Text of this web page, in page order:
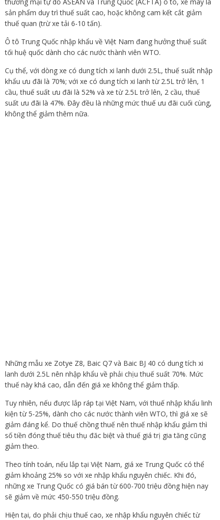
sản phẩm duy trì thuế suất cao, hoặc không cam kết cắt giảm
thuế quan (trừ xe tải 6-10 tấn).
Ô tô Trung Quốc nhập khẩu về Việt Nam đang hưởng thuế suất
tối huệ quốc dành cho các nước thành viên WTO.
Cụ thể, với dòng xe có dung tích xi lanh dưới 2.5L, thuế suất nhập
khẩu ưu đãi là 70%; với xe có dung tích xi lanh từ 2.5L trở lên, 1
cầu, thuế suất ưu đãi là 52% và xe từ 2.5L trở lên, 2 cầu, thuế
suất ưu đãi là 47%. Đây đều là những mức thuế ưu đãi cuối cùng,
không thể giảm thêm nữa.
Những mẫu xe Zotye Z8, Baic Q7 và Baic BJ 40 có dung tích xi
lanh dưới 2.5L nên nhập khẩu về phải chịu thuế suất 70%. Mức
thuế này khá cao, dẫn đến giá xe không thể giảm thấp.
Tuy nhiên, nếu được lắp ráp tại Việt Nam, với thuế nhập khẩu linh
kiện từ 5-25%, dành cho các nước thành viên WTO, thì giá xe sẽ
giảm đáng kể. Do thuế chồng thuế nên thuế nhập khẩu giảm thì
số tiền đóng thuế tiêu thụ đăc biệt và thuế giá trị gia tăng cũng
giảm theo.
Theo tính toán, nếu lắp tại Việt Nam, giá xe Trung Quốc có thể
giảm khoảng 25% so với xe nhập khẩu nguyên chiếc. Khi đó,
những xe Trung Quốc có giá bán từ 600-700 triệu đồng hiện nay
sẽ giảm về mức 450-550 triệu đồng.
Hiện tại, do phải chịu thuế cao, xe nhập khẩu nguyên chiếc từ